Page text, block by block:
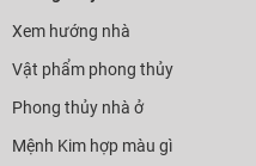
Xem hướng nhà
Vật phẩm phong thủy
Phong thủy nhà ở
Mệnh Kim hợp màu gì